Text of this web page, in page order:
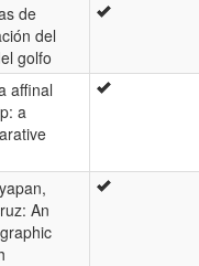
de
del
golfo
affinal
a
An